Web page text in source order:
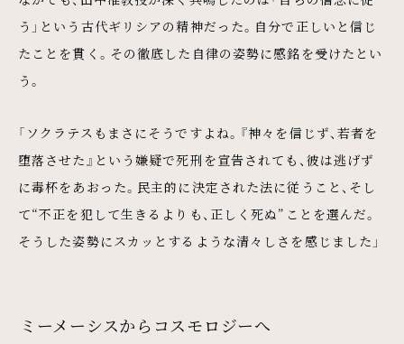
う」という古代ギリシアの精神だった。自分で正しいと信じ
たことを貫く。その徹底した自律の姿勢に感銘を受けたとい
う。
「ソクラテスもまさにそうですよね。『神々を信じず、若者を
堕落させた』という嫌疑で死刑を宣告されても、彼は逃げず
に毒杯をあおった。民主的に決定された法に従うこと、そし
て“不正を犯して生きるよりも、正しく死ぬ”ことを選んだ。
そうした姿勢にスカッとするような清々しさを感じました」
ミーメーシスからコスモロジーへ